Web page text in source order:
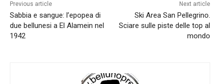
Previous article
Sabbia e sangue: l’epopea di
due bellunesi a El Alamein nel
1942
Next article
Ski Area San Pellegrino.
Sciare sulle piste delle top al
mondo